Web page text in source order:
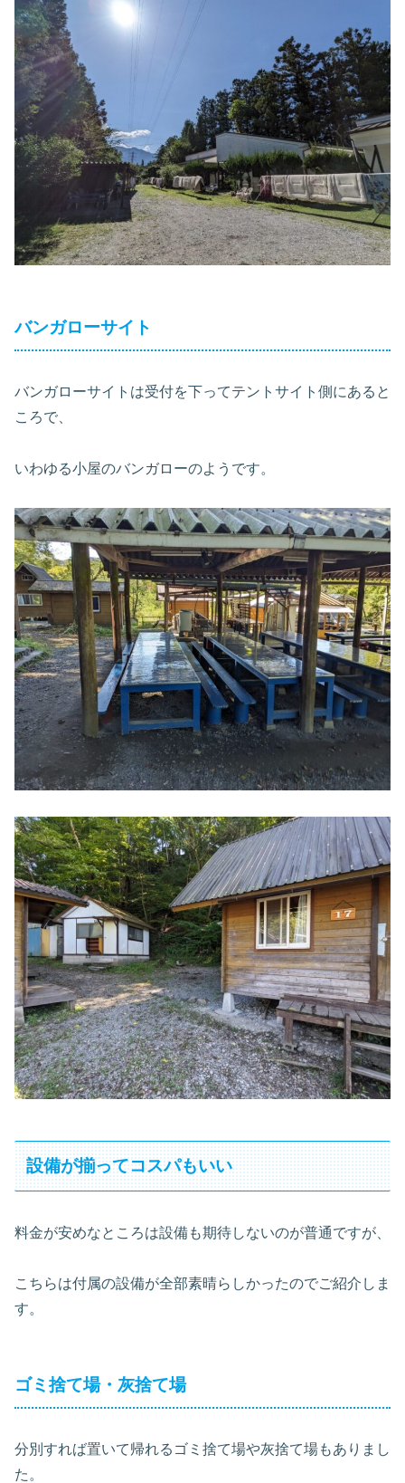
バンガローサイト
バンガローサイトは受付を下ってテントサイト側にあると
ころで、
いわゆる小屋のバンガローのようです。
設備が揃ってコスパもいい
料金が安めなところは設備も期待しないのが普通ですが、
こちらは付属の設備が全部素晴らしかったのでご紹介しま
す。
ゴミ捨て場・灰捨て場
分別すれば置いて帰れるゴミ捨て場や灰捨て場もありまし
た。